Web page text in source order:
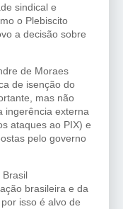
sindical e
o Plebiscito
a decisão sobre
de Moraes
de isenção do
mas não
ingerência externa
ataques ao PIX) e
pelo governo
Brasil
brasileira e da
isso é alvo de